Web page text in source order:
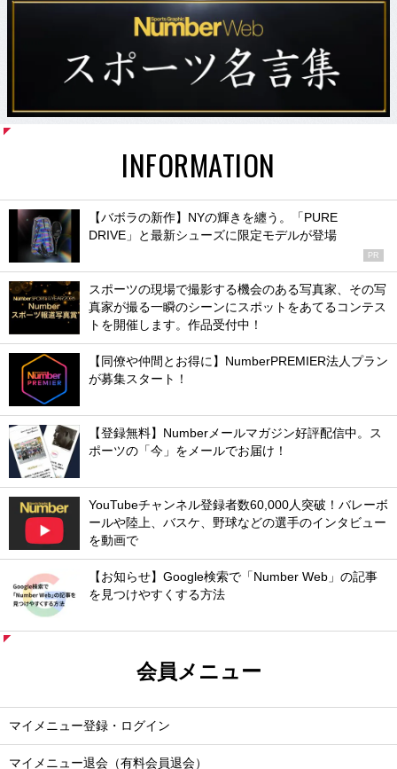
INFORMATION
【バボラの新作】NYの輝きを纏う。「PURE
DRIVE」と最新シューズに限定モデルが登場
PR
スポーツの現場で撮影する機会のある写真家、その写
真家が撮る一瞬のシーンにスポットをあてるコンテス
トを開催します。作品受付中！
【同僚や仲間とお得に】NumberPREMIER法人プラン
が募集スタート！
【登録無料】Numberメールマガジン好評配信中。ス
ポーツの「今」をメールでお届け！
YouTubeチャンネル登録者数60,000人突破！バレーボ
ールや陸上、バスケ、野球などの選手のインタビュー
を動画で
【お知らせ】Google検索で「Number Web」の記事
を見つけやすくする方法
会員メニュー
マイメニュー登録・ログイン
マイメニュー退会（有料会員退会）